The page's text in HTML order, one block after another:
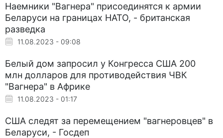
Наемники "Вагнера" присоединятся к армии
Беларуси на границах НАТО, - британская
разведка
11.08.2023 - 09:08
Белый дом запросил у Конгресса США 200
млн долларов для противодействия ЧВК
"Вагнера" в Африке
11.08.2023 - 01:17
США следят за перемещением "вагнеровцев" в
Беларуси, - Госдеп